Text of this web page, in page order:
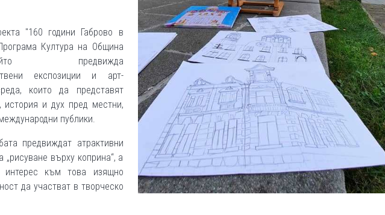
"160 години Габрово в
Култура на Община
предвижда
експозиции и арт-
които да представят
история и дух пред местни,
публики.
предвиждат атрактивни
върху коприна“, а
интерес към това изящно
да участват в творческо